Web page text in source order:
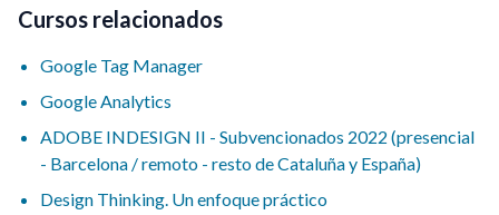
Cursos relacionados
Google Tag Manager
Google Analytics
ADOBE INDESIGN II - Subvencionados 2022 (presencial
- Barcelona / remoto - resto de Cataluña y España)
Design Thinking. Un enfoque práctico